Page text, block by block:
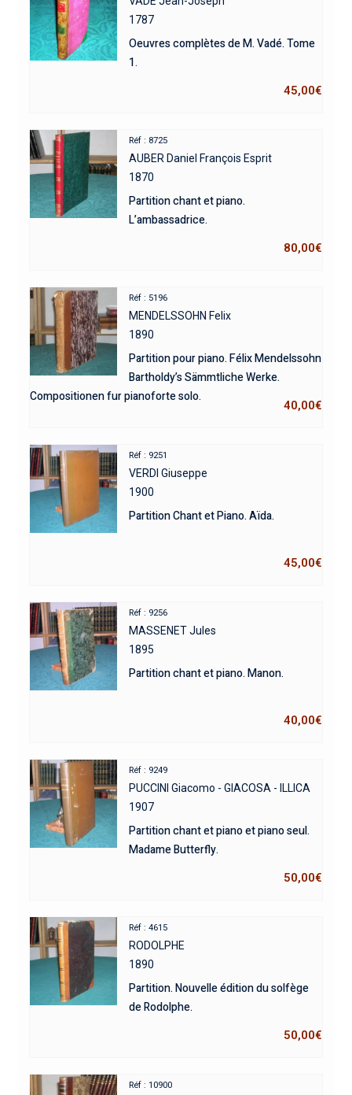
1787
Oeuvres complètes de M. Vadé. Tome
1.
45,00€
Réf : 8725
AUBER Daniel François Esprit
1870
Partition chant et piano.
L’ambassadrice.
80,00€
Réf : 5196
MENDELSSOHN Felix
1890
Partition pour piano. Félix Mendelssohn
Bartholdy’s Sämmtliche Werke.
Compositionen fur pianoforte solo.
40,00€
Réf : 9251
VERDI Giuseppe
1900
Partition Chant et Piano. Aïda.
45,00€
Réf : 9256
MASSENET Jules
1895
Partition chant et piano. Manon.
40,00€
Réf : 9249
PUCCINI Giacomo - GIACOSA - ILLICA
1907
Partition chant et piano et piano seul.
Madame Butterfly.
50,00€
Réf : 4615
RODOLPHE
1890
Partition. Nouvelle édition du solfège
de Rodolphe.
50,00€
Réf : 10900